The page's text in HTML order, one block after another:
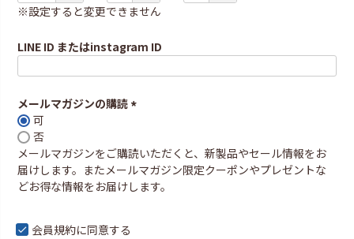
※設定すると変更できません
LINE ID またはinstagram ID
メールマガジンの購読
須
)
可
否
メールマガジンをご購読いただくと、新製品やセール情報をお
届けします。またメールマガジン限定クーポンやプレゼントな
どお得な情報をお届けします。
会員規約に同意する